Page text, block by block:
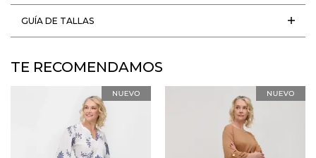
GUÍA DE TALLAS
TE RECOMENDAMOS